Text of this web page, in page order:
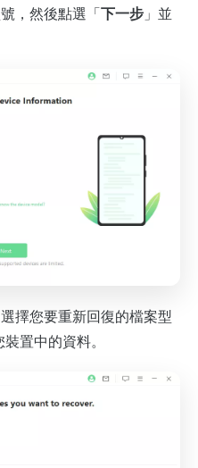
，然後點選「下一步 」並
擇您要重新回復的檔案型
置中的資料。